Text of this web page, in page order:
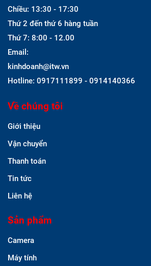
Chiều: 13:30 - 17:30
Thứ 2 đến thứ 6 hàng tuần
Thứ 7: 8:00 - 12.00
Email:
kinhdoanh@itw.vn
Hotline: 0917111899 - 0914140366
Về chúng tôi
Giới thiệu
Vận chuyển
Thanh toán
Tin tức
Liên hệ
Sản phẩm
Camera
Máy tính